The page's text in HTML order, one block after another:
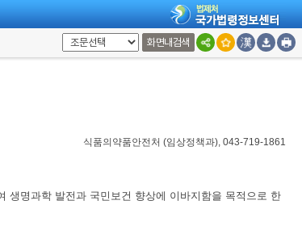
화면내검색
식품의약품안전처 (임상정책과), 043-719-1861
생명과학 발전과 국민보건 향상에 이바지함을 목적으로 한